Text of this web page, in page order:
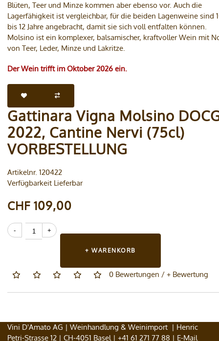
Blüten, Teer und Minze kommen aber ebenso vor. Auch die
Lagerfähigkeit ist vergleichbar, für die beiden Lagenweine sind
bis 12 Jahre angebracht, damit sie sich voll entfalten können.
Molsino ist ein komplexer, balsamischer, kraftvoller Wein mit
von Teer, Leder, Minze und Lakritze.
Der Wein trifft im Oktober 2026 ein.
Gattinara Vigna Molsino
2022, Cantine Nervi (75cl)
VORBESTELLUNG
Artikelnr. 120422
Verfügbarkeit Lieferbar
CHF 109,00
+ WARENKORB
0 Bewertungen / + Bewertung
Vini D'Amato AG | Weinhandlung & Weinimport | Henric
Petri-Strasse 12 | CH-4051 Basel | +41 61 271 77 88 | E-Mail